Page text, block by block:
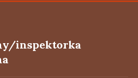
inspektorka